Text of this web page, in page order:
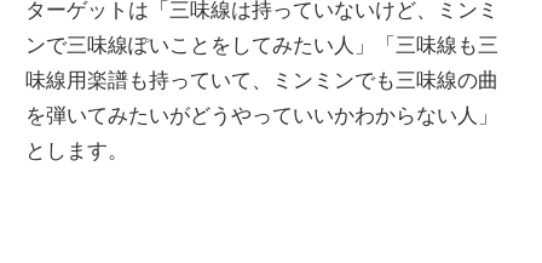
ターゲットは「三味線は持っていないけど、ミンミ
ンで三味線ぽいことをしてみたい人」「三味線も三
味線用楽譜も持っていて、ミンミンでも三味線の曲
を弾いてみたいがどうやっていいかわからない人」
とします。